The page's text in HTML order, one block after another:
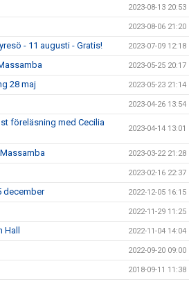
2023-08-13 20:53
2023-08-06 21:20
- 11 augusti - Gratis! 2023-07-09 12:18
2023-05-25 20:17
28 maj 2023-05-23 21:14
2023-04-26 13:54
föreläsning med Cecilia
2023-04-14 13:01
2023-03-22 21:28
2023-02-16 22:37
december 2022-12-05 16:15
2022-11-29 11:25
2022-11-04 14:04
2022-09-20 09:00
2018-09-11 11:38